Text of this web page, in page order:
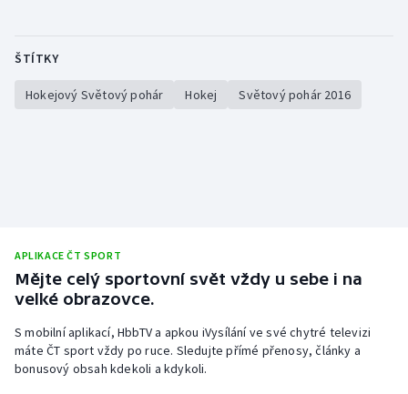
Olympijské hry
Ragby
Rychlobruslení
Rychlostní kanoistika
ŠTÍTKY
Hokejový Světový pohár Hokej Světový pohár 2016
APLIKACE ČT SPORT
Mějte celý sportovní svět vždy u sebe i na
velké obrazovce.
S mobilní aplikací, HbbTV a apkou iVysílání ve své chytré televizi
máte ČT sport vždy po ruce. Sledujte přímé přenosy, články a
bonusový obsah kdekoli a kdykoli.